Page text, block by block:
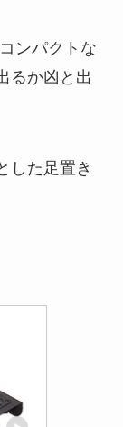
ンパクトな
るか凶と出
した足置き